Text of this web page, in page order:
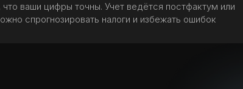
ваши цифры точны. Учет ведётся постфактум или
спрогнозировать налоги и избежать ошибок